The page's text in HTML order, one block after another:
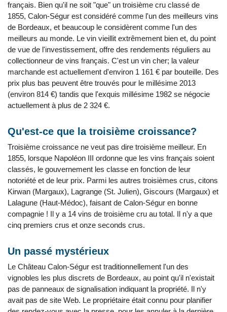
français. Bien qu'il ne soit "que" un troisième cru classé de
1855, Calon-Ségur est considéré comme l'un des meilleurs vins
de Bordeaux, et beaucoup le considèrent comme l'un des
meilleurs au monde. Le vin vieillit extrêmement bien et, du point
de vue de l'investissement, offre des rendements réguliers au
collectionneur de vins français. C'est un vin cher; la valeur
marchande est actuellement d'environ 1 161 € par bouteille. Des
prix plus bas peuvent être trouvés pour le millésime 2013
(environ 814 €) tandis que l'exquis millésime 1982 se négocie
actuellement à plus de 2 324 €.
Qu'est-ce que la troisième croissance?
Troisième croissance ne veut pas dire troisième meilleur. En
1855, lorsque Napoléon III ordonne que les vins français soient
classés, le gouvernement les classe en fonction de leur
notoriété et de leur prix. Parmi les autres troisièmes crus, citons
Kirwan (Margaux), Lagrange (St. Julien), Giscours (Margaux) et
Lalagune (Haut-Médoc), faisant de Calon-Ségur en bonne
compagnie ! Il y a 14 vins de troisième cru au total. Il n'y a que
cinq premiers crus et onze seconds crus.
Un passé mystérieux
Le Château Calon-Ségur est traditionnellement l'un des
vignobles les plus discrets de Bordeaux, au point qu'il n'existait
pas de panneaux de signalisation indiquant la propriété. Il n'y
avait pas de site Web. Le propriétaire était connu pour planifier